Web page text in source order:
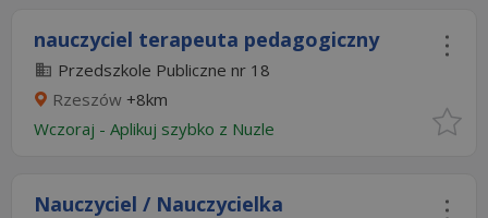
nauczyciel terapeuta pedagogiczny
Przedszkole Publiczne nr 18
Rzeszów +8km
Wczoraj - Aplikuj szybko z Nuzle
Nauczyciel / Nauczycielka